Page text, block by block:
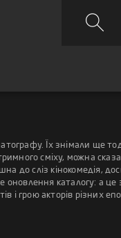
Їх знімали ще
сміху, можна
до сліз кінокомедія,
оновлення каталогу: а
і грою акторів різних